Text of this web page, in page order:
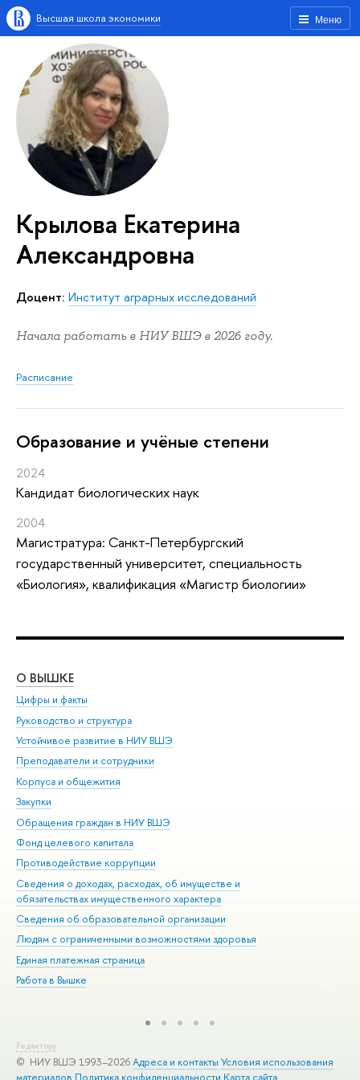
Меню
Высшая школа экономики
Крылова Екатерина
Александровна
Доцент: Институт аграрных исследований
Начала работать в НИУ ВШЭ в 2026 году.
Расписание
Oбразование и учёные степени
2024
Кандидат биологических наук
2004
Магистратура: Санкт-Петербургский
государственный университет, специальность
«Биология», квалификация «Магистр биологии»
О ВЫШКЕ
Цифры и факты
Руководство и структура
Устойчивое развитие в НИУ ВШЭ
Преподаватели и сотрудники
Корпуса и общежития
Закупки
Обращения граждан в НИУ ВШЭ
Фонд целевого капитала
Противодействие коррупции
Сведения о доходах, расходах, об имуществе и
обязательствах имущественного характера
Сведения об образовательной организации
Людям с ограниченными возможностями здоровья
Единая платежная страница
Работа в Вышке
Редактору
© НИУ ВШЭ 1993–2026Адреса и контакты Условия использования
материалов Политика конфиденциальности Карта сайта